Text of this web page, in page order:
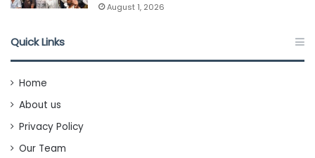
August 1, 2026
Quick Links
Home
About us
Privacy Policy
Our Team